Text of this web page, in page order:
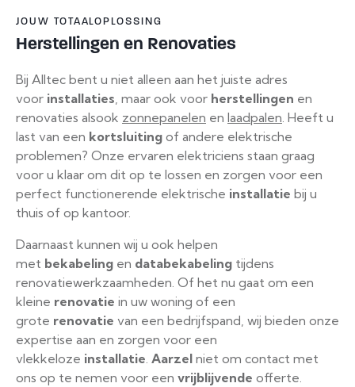
JOUW TOTAALOPLOSSING
Herstellingen en Renovaties
Bij Alltec bent u niet alleen aan het juiste adres
voor installaties, maar ook voor herstellingen en
renovaties alsook zonnepanelen en laadpalen. Heeft u
last van een kortsluiting of andere elektrische
problemen? Onze ervaren elektriciens staan graag
voor u klaar om dit op te lossen en zorgen voor een
perfect functionerende elektrische installatie bij u
thuis of op kantoor.
Daarnaast kunnen wij u ook helpen
met bekabeling en databekabeling tijdens
renovatiewerkzaamheden. Of het nu gaat om een
kleine renovatie in uw woning of een
grote renovatie van een bedrijfspand, wij bieden onze
expertise aan en zorgen voor een
vlekkeloze installatie. Aarzel niet om contact met
ons op te nemen voor een vrijblijvende offerte.